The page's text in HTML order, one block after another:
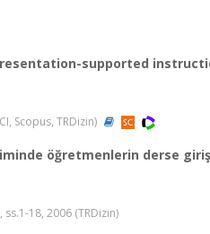
supported
Scopus, TRDizin)
öğretmenlerin derse
ss.1-18, 2006 (TRDizin)